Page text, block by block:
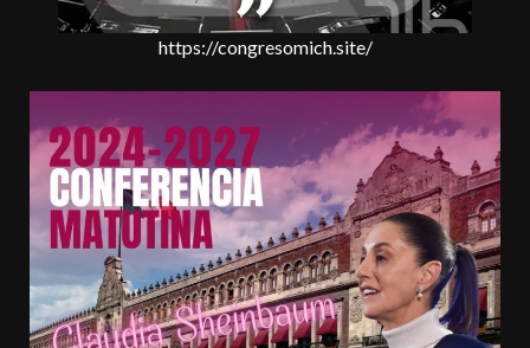
https://congresomich.site/